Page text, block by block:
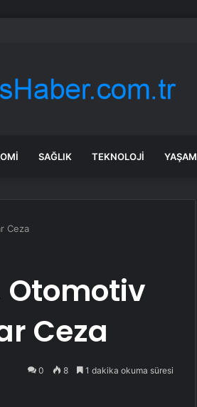
aralığının üstünde fiyatlandırıyor
SAĞLIK TEKNOLOJI YAŞAM
Ceza
Otomotiv
Ceza
0 8 1 dakika okuma süresi